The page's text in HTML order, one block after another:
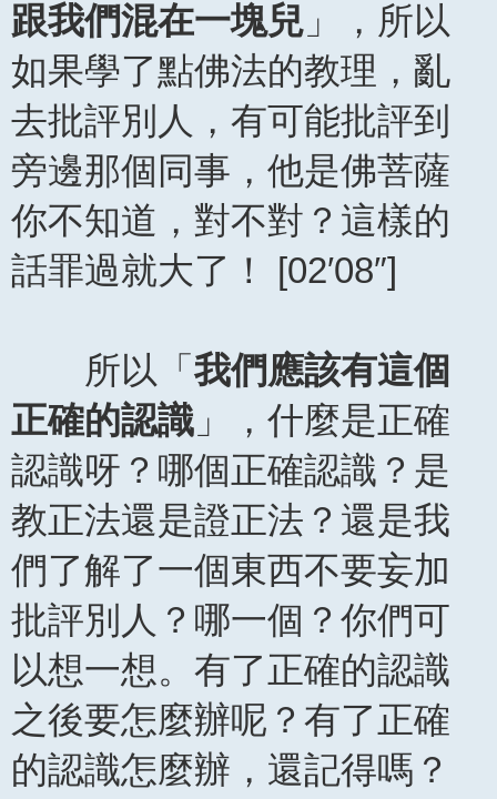
跟我們混在一塊兒 」，所以
如果學了點佛法的教理，亂
去批評別人，有可能批評到
旁邊那個同事，他是佛菩薩
你不知道，對不對？這樣的
話罪過就大了！ [02′08″]
所以「 我們應該有這個
正確的認識 」，什麼是正確
認識呀？哪個正確認識？是
教正法還是證正法？還是我
們了解了一個東西不要妄加
批評別人？哪一個？你們可
以想一想。有了正確的認識
之後要怎麼辦呢？有了正確
的認識怎麼辦，還記得嗎？